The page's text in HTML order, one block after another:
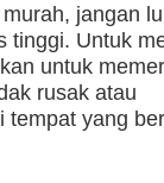
jangan
tinggi. Untuk
untuk
rusak atau
tempat yang